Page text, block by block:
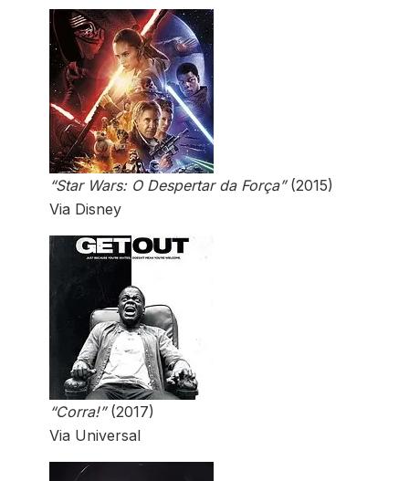
“Star Wars: O Despertar da Força”(2015)
Via Disney
“Corra!”(2017)
Via Universal